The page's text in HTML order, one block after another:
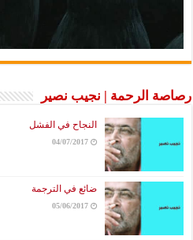
رصاصة الرحمة | نجيب نصير
النجاح في الفشل
04/07/2017
ضائع في الترجمة
05/06/2017